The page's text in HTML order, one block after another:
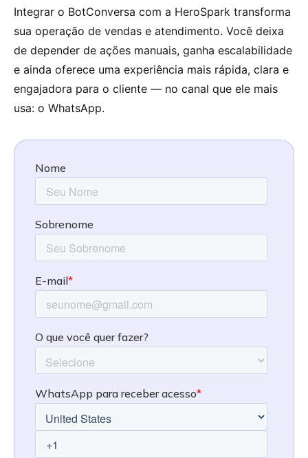
Integrar o BotConversa com a HeroSpark transforma
sua operação de vendas e atendimento. Você deixa
de depender de ações manuais, ganha escalabilidade
e ainda oferece uma experiência mais rápida, clara e
engajadora para o cliente — no canal que ele mais
usa: o WhatsApp.